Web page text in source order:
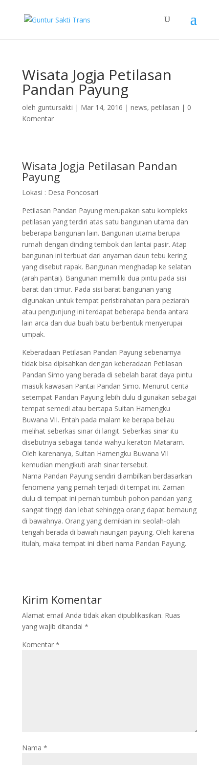
Wisata Jogja Petilasan
Pandan Payung
oleh guntursakti | Mar 14, 2016 | news, petilasan | 0
Komentar
Wisata Jogja Petilasan Pandan
Payung
Lokasi : Desa Poncosari
Petilasan Pandan Payung merupakan satu kompleks
petilasan yang terdiri atas satu bangunan utama dan
beberapa bangunan lain. Bangunan utama berupa
rumah dengan dinding tembok dan lantai pasir. Atap
bangunan ini terbuat dari anyaman daun tebu kering
yang disebut rapak. Bangunan menghadap ke selatan
(arah pantai). Bangunan memiliki dua pintu pada sisi
barat dan timur. Pada sisi barat bangunan yang
digunakan untuk tempat peristirahatan para peziarah
atau pengunjung ini terdapat beberapa benda antara
lain arca dan dua buah batu berbentuk menyerupai
umpak.
Keberadaan Petilasan Pandan Payung sebenarnya
tidak bisa dipisahkan dengan keberadaan Petilasan
Pandan Simo yang berada di sebelah barat daya pintu
masuk kawasan Pantai Pandan Simo. Menurut cerita
setempat Pandan Payung lebih dulu digunakan sebagai
tempat semedi atau bertapa Sultan Hamengku
Buwana VII. Entah pada malam ke berapa beliau
melihat seberkas sinar di langit. Seberkas sinar itu
disebutnya sebagai tanda wahyu keraton Mataram.
Oleh karenanya, Sultan Hamengku Buwana VII
kemudian mengikuti arah sinar tersebut.
Nama Pandan Payung sendiri diambilkan berdasarkan
fenomena yang pernah terjadi di tempat ini. Zaman
dulu di tempat ini pernah tumbuh pohon pandan yang
sangat tinggi dan lebat sehingga orang dapat bernaung
di bawahnya. Orang yang demikian ini seolah-olah
tengah berada di bawah naungan payung. Oleh karena
itulah, maka tempat ini diberi nama Pandan Payung.
Kirim Komentar
Alamat email Anda tidak akan dipublikasikan. Ruas
yang wajib ditandai *
Komentar *
Nama *